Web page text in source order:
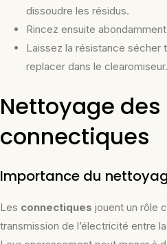
dissoudre les résidus.
Rincez ensuite abondamment
Laissez la résistance sécher
replacer dans le clearomiseur.
Nettoyage des
connectiques
Importance du
Les connectiques jouent un rôle
transmission de l’électricité entre